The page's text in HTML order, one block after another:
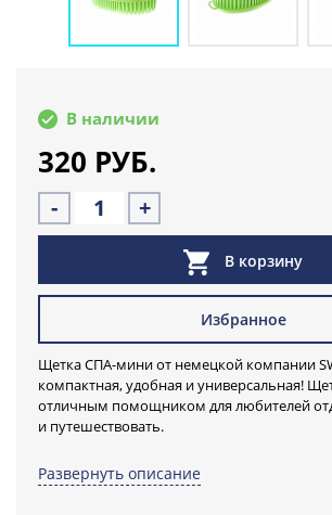
В наличии
320 РУБ.
- +
В корзину
Избранное
Щетка СПА-мини от немецкой компании
компактная, удобная и универсальная!
отличным помощником для любителей
и путешествовать.
Захватите щетку в путешествие, на отдых,
душе, бане, ванной и наслаждайтесь!
Развернуть описание